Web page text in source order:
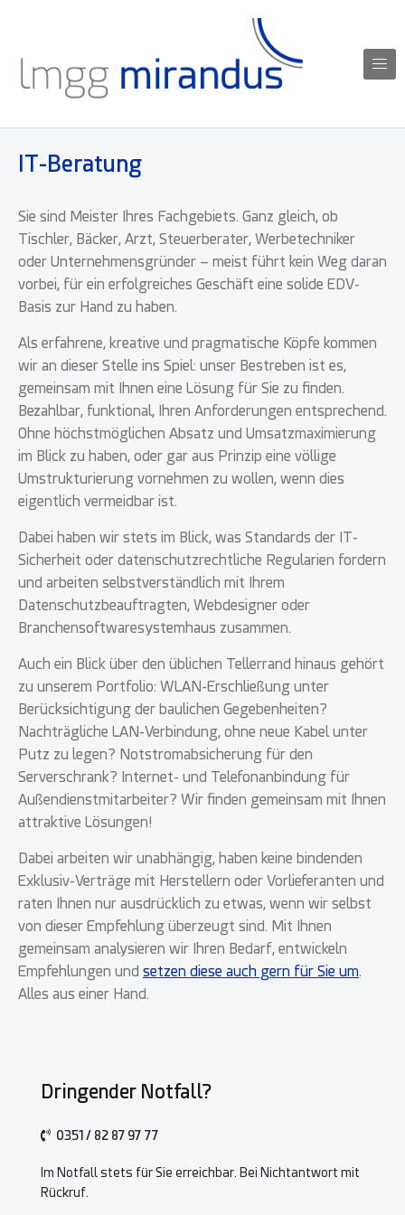
lmgg mirandus
IT-Beratung
Sie sind Meister Ihres Fachgebiets. Ganz gleich, ob
Tischler, Bäcker, Arzt, Steuerberater, Werbetechniker
oder Unternehmensgründer – meist führt kein Weg daran
vorbei, für ein erfolgreiches Geschäft eine solide EDV-
Basis zur Hand zu haben.
Als erfahrene, kreative und pragmatische Köpfe kommen
wir an dieser Stelle ins Spiel: unser Bestreben ist es,
gemeinsam mit Ihnen eine Lösung für Sie zu finden.
Bezahlbar, funktional, Ihren Anforderungen entsprechend.
Ohne höchstmöglichen Absatz und Umsatzmaximierung
im Blick zu haben, oder gar aus Prinzip eine völlige
Umstrukturierung vornehmen zu wollen, wenn dies
eigentlich vermeidbar ist.
Dabei haben wir stets im Blick, was Standards der IT-
Sicherheit oder datenschutzrechtliche Regularien fordern
und arbeiten selbstverständlich mit Ihrem
Datenschutzbeauftragten, Webdesigner oder
Branchensoftwaresystemhaus zusammen.
Auch ein Blick über den üblichen Tellerrand hinaus gehört
zu unserem Portfolio: WLAN-Erschließung unter
Berücksichtigung der baulichen Gegebenheiten?
Nachträgliche LAN-Verbindung, ohne neue Kabel unter
Putz zu legen? Notstromabsicherung für den
Serverschrank? Internet- und Telefonanbindung für
Außendienstmitarbeiter? Wir finden gemeinsam mit Ihnen
attraktive Lösungen!
Dabei arbeiten wir unabhängig, haben keine bindenden
Exklusiv-Verträge mit Herstellern oder Vorlieferanten und
raten Ihnen nur ausdrücklich zu etwas, wenn wir selbst
von dieser Empfehlung überzeugt sind. Mit Ihnen
gemeinsam analysieren wir Ihren Bedarf, entwickeln
Empfehlungen und setzen diese auch gern für Sie um.
Alles aus einer Hand.
Dringender Notfall?
0351 / 82 87 97 77
Im Notfall stets für Sie erreichbar. Bei Nichtantwort mit
Rückruf.